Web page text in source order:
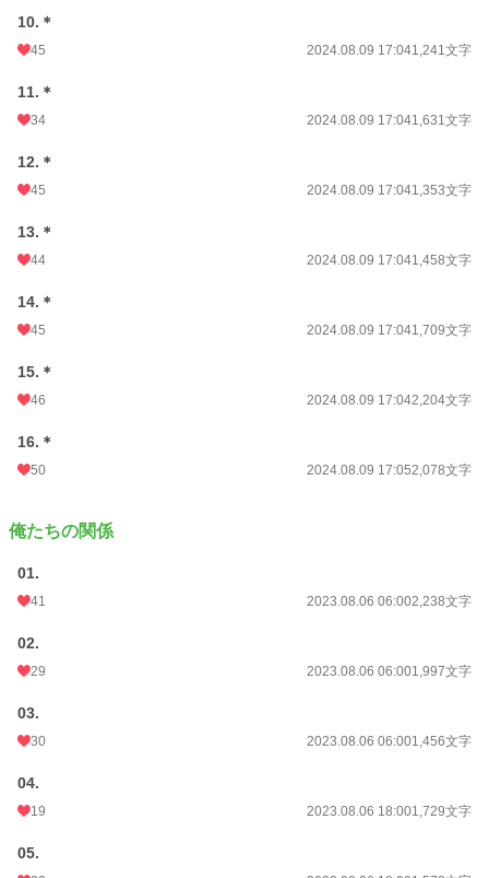
10.＊
45 2024.08.09 17:041,241文字
11.＊
34 2024.08.09 17:041,631文字
12.＊
45 2024.08.09 17:041,353文字
13.＊
44 2024.08.09 17:041,458文字
14.＊
45 2024.08.09 17:041,709文字
15.＊
46 2024.08.09 17:042,204文字
16.＊
50 2024.08.09 17:052,078文字
俺たちの関係
01.
41 2023.08.06 06:002,238文字
02.
29 2023.08.06 06:001,997文字
03.
30 2023.08.06 06:001,456文字
04.
19 2023.08.06 18:001,729文字
05.